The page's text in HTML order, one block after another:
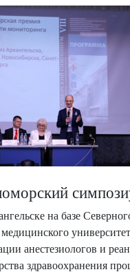
на базе
медицинского
анестезиологов и
здравоохранения